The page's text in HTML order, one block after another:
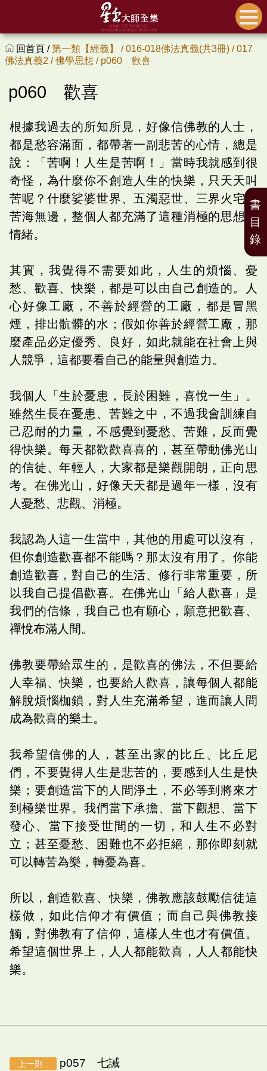
回首頁 /第一類【經義】 /016-018佛法真義(共3冊) /017
佛法真義2 /佛學思想 / p060 歡喜
p060 歡喜
根據我過去的所知所見，好像信佛教的人士，
都是愁容滿面，都帶著一副悲苦的心情，總是
說：「苦啊！人生是苦啊！」當時我就感到很
奇怪，為什麼你不創造人生的快樂，只天天叫
苦呢？什麼娑婆世界、五濁惡世、三界火宅、
苦海無邊，整個人都充滿了這種消極的思想與
情緒。
其實，我覺得不需要如此，人生的煩惱、憂
愁、歡喜、快樂，都是可以由自己創造的。人
心好像工廠，不善於經營的工廠，都是冒黑
煙，排出骯髒的水；假如你善於經營工廠，那
麼產品必定優秀、良好，如此就能在社會上與
人競爭，這都要看自己的能量與創造力。
我個人「生於憂患，長於困難，喜悅一生」。
雖然生長在憂患、苦難之中，不過我會訓練自
己忍耐的力量，不感覺到憂愁、苦難，反而覺
得快樂。每天都歡歡喜喜的，甚至帶動佛光山
的信徒、年輕人，大家都是樂觀開朗，正向思
考。在佛光山，好像天天都是過年一樣，沒有
人憂愁、悲觀、消極。
我認為人這一生當中，其他的用處可以沒有，
但你創造歡喜都不能嗎？那太沒有用了。你能
創造歡喜，對自己的生活、修行非常重要，所
以我自己提倡歡喜。在佛光山「給人歡喜」是
我們的信條，我自己也有願心，願意把歡喜、
禪悅布滿人間。
佛教要帶給眾生的，是歡喜的佛法，不但要給
人幸福、快樂，也要給人歡喜，讓每個人都能
解脫煩惱枷鎖，對人生充滿希望，進而讓人間
成為歡喜的樂土。
我希望信佛的人，甚至出家的比丘、比丘尼
們，不要覺得人生是悲苦的，要感到人生是快
樂；要創造當下的人間淨土，不必等到將來才
到極樂世界。我們當下承擔、當下觀想、當下
發心、當下接受世間的一切，和人生不必對
立；甚至憂愁、困難也不必拒絕，那你即刻就
可以轉苦為樂，轉憂為喜。
所以，創造歡喜、快樂，佛教應該鼓勵信徒這
樣做，如此信仰才有價值；而自己與佛教接
觸，對佛教有了信仰，這樣人生也才有價值。
希望這個世界上，人人都能歡喜，人人都能快
樂。
上一則 : p057 七誡
書
目
錄